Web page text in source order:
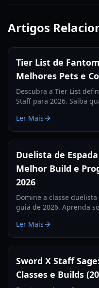
Artigos
Tier List de
Melhores Pets e
Descubra a Tier List
Staff para 2026. Saiba
otimizá-los.
Ler Mais
Duelista de
Melhor Build e
2026
Domine a classe
guia de 2026. Aprenda
evoluir para um
Ler Mais
Sword X Staff
Classes e Builds